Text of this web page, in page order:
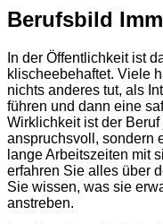
Berufsbild
In der Öffentlichkeit ist
klischeebehaftet. Viele
nichts anderes tut, als
führen und dann eine
Wirklichkeit ist der
anspruchsvoll, sondern
lange Arbeitszeiten mit
erfahren Sie alles über
Sie wissen, was sie
anstreben.